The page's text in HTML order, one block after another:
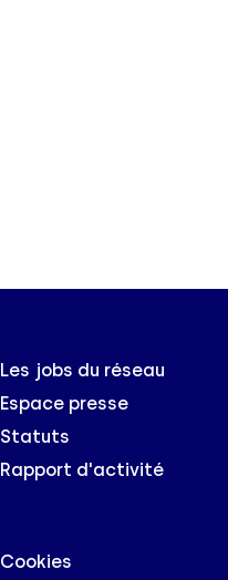
Les jobs du réseau
Espace presse
Statuts
Rapport d'activité
Cookies